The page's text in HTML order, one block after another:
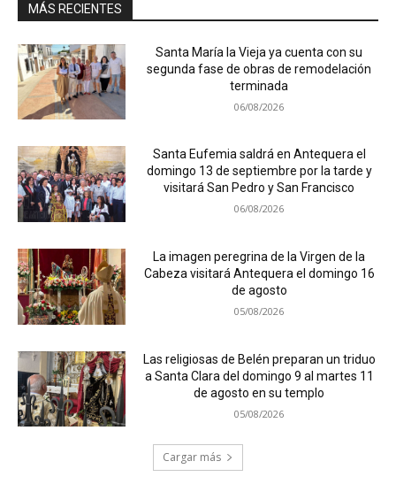
MÁS RECIENTES
Santa María la Vieja ya cuenta con su
segunda fase de obras de remodelación
terminada
06/08/2026
Santa Eufemia saldrá en Antequera el
domingo 13 de septiembre por la tarde y
visitará San Pedro y San Francisco
06/08/2026
La imagen peregrina de la Virgen de la
Cabeza visitará Antequera el domingo 16
de agosto
05/08/2026
Las religiosas de Belén preparan un triduo
a Santa Clara del domingo 9 al martes 11
de agosto en su templo
05/08/2026
Cargar más